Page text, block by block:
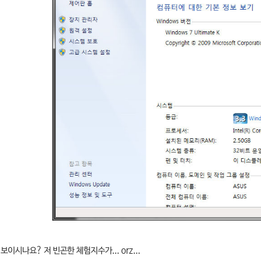
보이시나요? 저 빈곤한 체험지수가... orz...